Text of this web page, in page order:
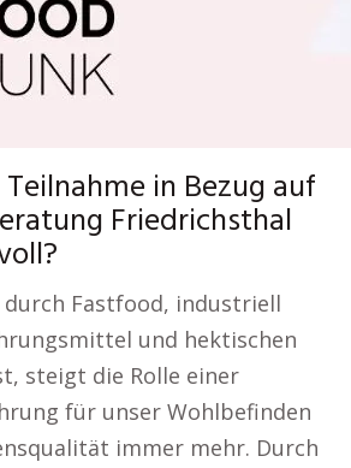
in Bezug auf
Friedrichsthal
durch Fastfood, industriell
und hektischen
steigt die Rolle einer
für unser Wohlbefinden
immer mehr. Durch